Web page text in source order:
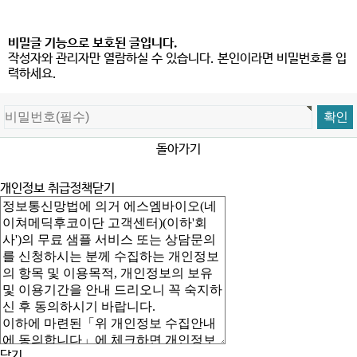
비밀글 기능으로 보호된 글입니다.
작성자와 관리자만 열람하실 수 있습니다. 본인이라면 비밀번호를 입
력하세요.
돌아가기
개인정보 취급정책닫기